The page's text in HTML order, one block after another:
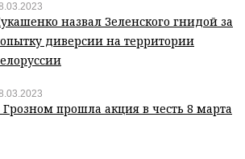
назвал Зеленского гнидой за
диверсии на территории
Грозном прошла акция в честь 8 марта